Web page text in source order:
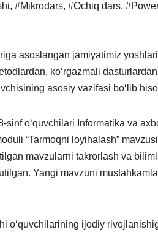
, #Mikrodars, #Ochiq dars,
asoslangan jamiyatimiz
ko‘rgazmali
asosiy vazifasi bo‘lib
o‘quvchilari Informatika va
“Tarmoqni loyihalash”
mavzularni takrorlash va
Yangi mavzuni
o‘quvchilarining ijodiy